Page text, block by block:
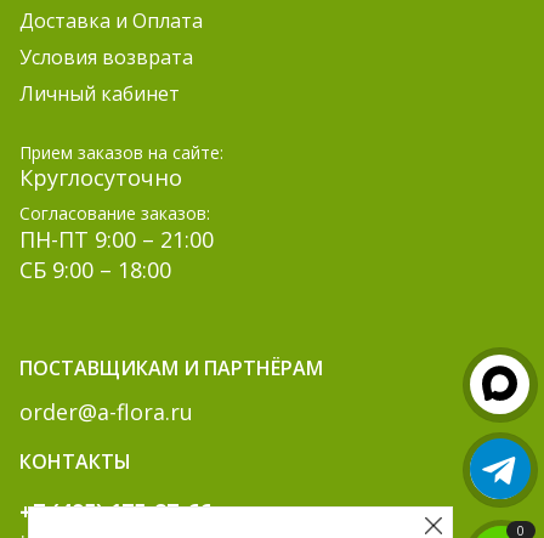
Доставка и Оплата
Условия возврата
Личный кабинет
Прием заказов на сайте:
Круглосуточно
Согласование заказов:
ПН-ПТ 9:00 – 21:00
СБ 9:00 – 18:00
ПОСТАВЩИКАМ И ПАРТНЁРАМ
order@a-flora.ru
КОНТАКТЫ
+7 (495) 175-87-66
0